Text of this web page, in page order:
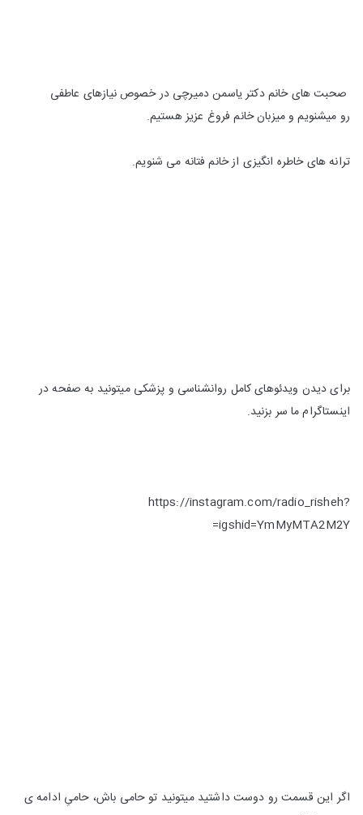
صحبت های خانم دکتر یاسمن دمیرچی در خصوص نیازهای عاطفی
رو میشنویم و میزبان خانم فروغ عزیز هستیم.
ترانه های خاطره انگیزی از خانم فتانه می شنویم.
برای دیدن ویدئوهای کامل روانشناسی و پزشکی میتونید به صفحه در
اینستاگرام ما سر بزنید.
https://instagram.com/radio_risheh?
igshid=YmMyMTA2M2Y=
اگر این قسمت رو دوست داشتید میتونید تو حامی باش، حامیِ ادامه ی